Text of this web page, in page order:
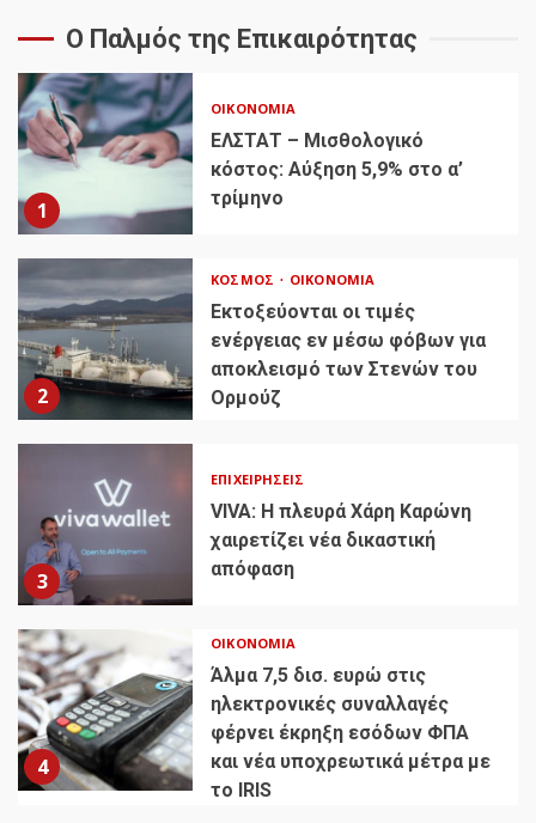
Ο Παλμός της Επικαιρότητας
1
ΟΙΚΟΝΟΜΊΑ
ΕΛΣΤΑΤ – Μισθολογικό
κόστος: Αύξηση 5,9% στο α’
τρίμηνο
2
ΚΌΣΜΟΣ ΟΙΚΟΝΟΜΊΑ
Εκτοξεύονται οι τιμές
ενέργειας εν μέσω φόβων για
αποκλεισμό των Στενών του
Ορμούζ
3
ΕΠΙΧΕΙΡΉΣΕΙΣ
VIVA: Η πλευρά Χάρη Καρώνη
χαιρετίζει νέα δικαστική
απόφαση
4
ΟΙΚΟΝΟΜΊΑ
Άλμα 7,5 δισ. ευρώ στις
ηλεκτρονικές συναλλαγές
φέρνει έκρηξη εσόδων ΦΠΑ
και νέα υποχρεωτικά μέτρα με
το IRIS